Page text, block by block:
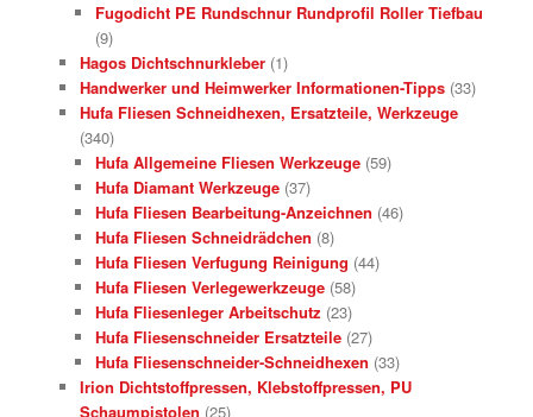
Fugodicht PE Rundschnur Rundprofil Roller Tiefbau
(9)
Hagos Dichtschnurkleber (1)
Handwerker und Heimwerker Informationen-Tipps (33)
Hufa Fliesen Schneidhexen, Ersatzteile, Werkzeuge
(340)
Hufa Allgemeine Fliesen Werkzeuge (59)
Hufa Diamant Werkzeuge (37)
Hufa Fliesen Bearbeitung-Anzeichnen (46)
Hufa Fliesen Schneidrädchen (8)
Hufa Fliesen Verfugung Reinigung (44)
Hufa Fliesen Verlegewerkzeuge (58)
Hufa Fliesenleger Arbeitschutz (23)
Hufa Fliesenschneider Ersatzteile (27)
Hufa Fliesenschneider-Schneidhexen (33)
Irion Dichtstoffpressen, Klebstoffpressen, PU
Schaumpistolen (25)